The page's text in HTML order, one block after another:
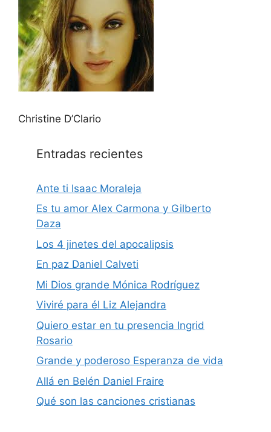
Christine D’Clario
Entradas recientes
Ante ti Isaac Moraleja
Es tu amor Alex Carmona y Gilberto
Daza
Los 4 jinetes del apocalipsis
En paz Daniel Calveti
Mi Dios grande Mónica Rodríguez
Viviré para él Liz Alejandra
Quiero estar en tu presencia Ingrid
Rosario
Grande y poderoso Esperanza de vida
Allá en Belén Daniel Fraire
Qué son las canciones cristianas